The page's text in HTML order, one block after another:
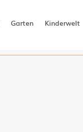
Garten Kinderwelt